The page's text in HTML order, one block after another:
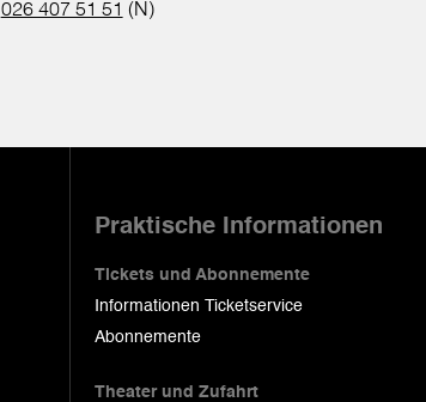
026 407 51 51 (N)
Praktische Informationen
Tickets und Abonnemente
Informationen Ticketservice
Abonnemente
Theater und Zufahrt